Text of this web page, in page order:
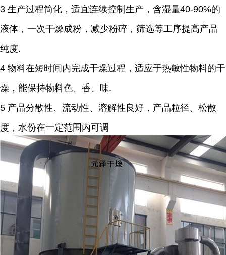
3 生产过程简化，适宜连续控制生产，含湿量40-90%的
液体，一次干燥成粉，减少粉碎，筛选等工序提高产品
纯度.
4 物料在短时间内完成干燥过程，适应于热敏性物料的干
燥，能保持物料色、香、味.
5 产品分散性、流动性、溶解性良好，产品粒径、松散
度，水份在一定范围内可调